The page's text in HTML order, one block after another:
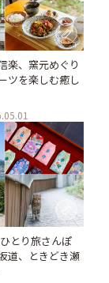
楽、窯元めぐり
ツを楽しむ癒し
とり旅さんぽ
道、ときどき瀬